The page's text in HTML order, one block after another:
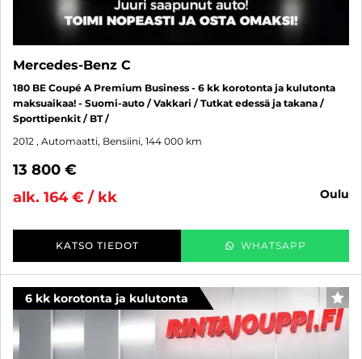
Mercedes-Benz C
180 BE Coupé A Premium Business - 6 kk korotonta ja kulutonta
maksuaikaa! - Suomi-auto / Vakkari / Tutkat edessä ja takana /
Sporttipenkit / BT /
2012 , Automaatti, Bensiini, 144 000 km
13 800 €
alk. 164 € / kk
oulu
KATSO TIEDOT WHATSAPP
6 kk korotonta ja kulutonta